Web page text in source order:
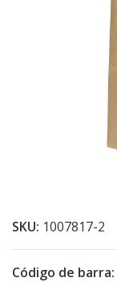
SKU: 1007817-2
Código de barra: